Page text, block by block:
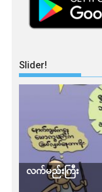
Slider!
လက်မည်းကြီး